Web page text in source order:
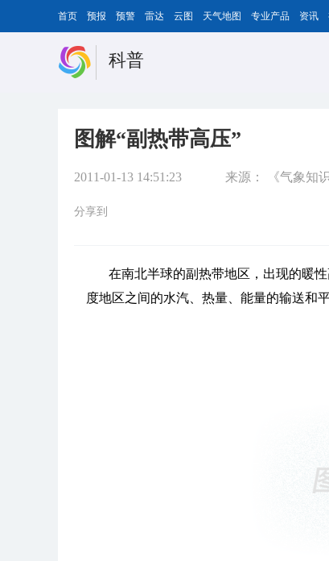
首页 预报 预警 雷达 云图 天气地图 专业产品 资讯
科普
图解“副热带高压”
2011-01-13 14:51:23 来源： 《气象知
分享到
在南北半球的副热带地区，出现的暖
度地区之间的水汽、热量、能量的输送和